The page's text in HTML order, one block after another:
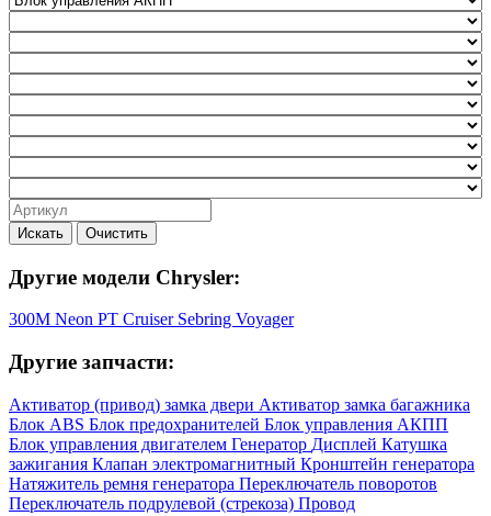
Искать Очистить
Другие модели Chrysler:
300M Neon PT Cruiser Sebring Voyager
Другие запчасти:
Активатор (привод) замка двери Активатор замка багажника
Блок ABS Блок предохранителей Блок управления АКПП
Блок управления двигателем Генератор Дисплей Катушка
зажигания Клапан электромагнитный Кронштейн генератора
Натяжитель ремня генератора Переключатель поворотов
Переключатель подрулевой (стрекоза) Провод